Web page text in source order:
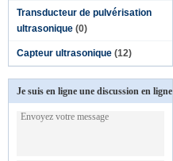
Transducteur de pulvérisation
ultrasonique (0)
Capteur ultrasonique (12)
Je suis en ligne une discussion en ligne